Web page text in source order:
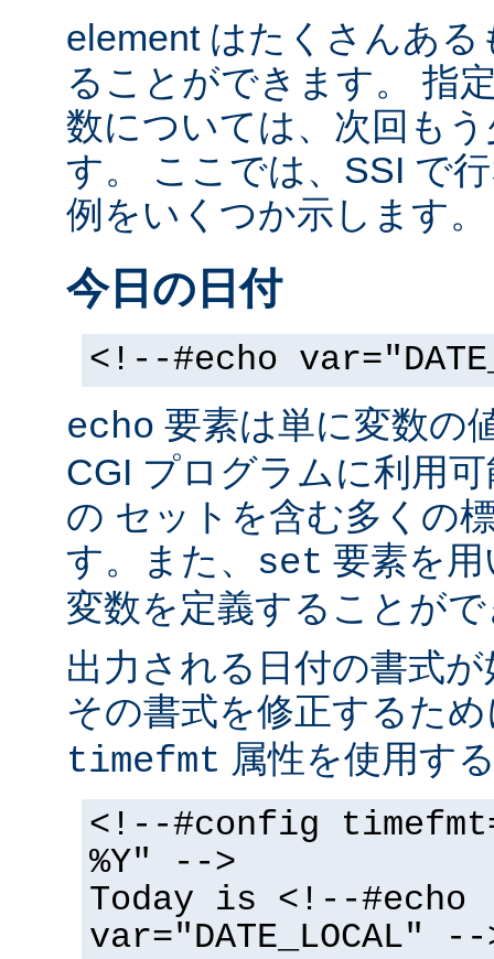
element はたくさんあ
ることができます。 指
数については、次回も
す。 ここでは、SSI で
例をいくつか示します。
今日の日付
<!--#echo
echo 要素は単に変数の
CGI プログラムに利用
の セットを含む多くの
す。また、 set 要素を
変数を定義することが
出力される日付の書式
その書式を修正するた
timefmt 属性を使用す
<!--#config
%Y" -->
Today is <!--#echo
var="DATE_LOCAL" --